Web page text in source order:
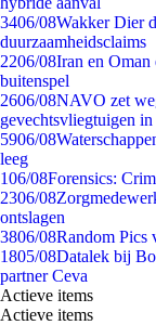
3406/08Wakker Dier
duurzaamheidsclaims
2206/08Iran en Oman
buitenspel
2606/08NAVO zet
gevechtsvliegtuigen in
5906/08
leeg
106/08Forensics:
2306/08
ontslagen
3806/08Random Pics
1805/08Datalek bij
partner Ceva
Actieve items
Actieve items